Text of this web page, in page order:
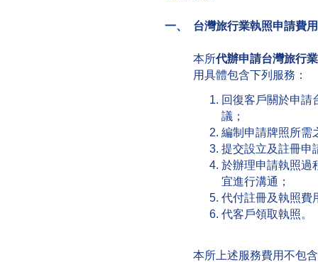
一、 台灣旅行業執照申請費用
本所代辦申請台灣旅行
用具體包含下列服務：
回復客戶關於申請
議；
編制申請牌照所需
提交設立及註冊申
於辦理申請執照過
宜進行溝通；
代付註冊及執照費
代客戶領取執照。
本所上述服務費用不包